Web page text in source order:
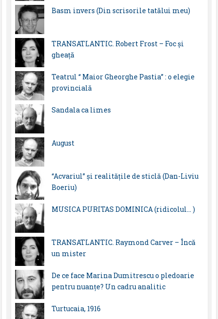
Basm invers (Din scrisorile tatălui meu)
TRANSATLANTIC. Robert Frost – Foc și
gheață
Teatrul “ Maior Gheorghe Pastia” : o elegie
provincială
Sandala ca limes
August
“Acvariul” și realitățile de sticlă (Dan-Liviu
Boeriu)
MUSICA PURITAS DOMINICA (ridicolul… )
TRANSATLANTIC. Raymond Carver – Încă
un mister
De ce face Marina Dumitrescu o pledoarie
pentru nuanțe? Un cadru analitic
Turtucaia, 1916